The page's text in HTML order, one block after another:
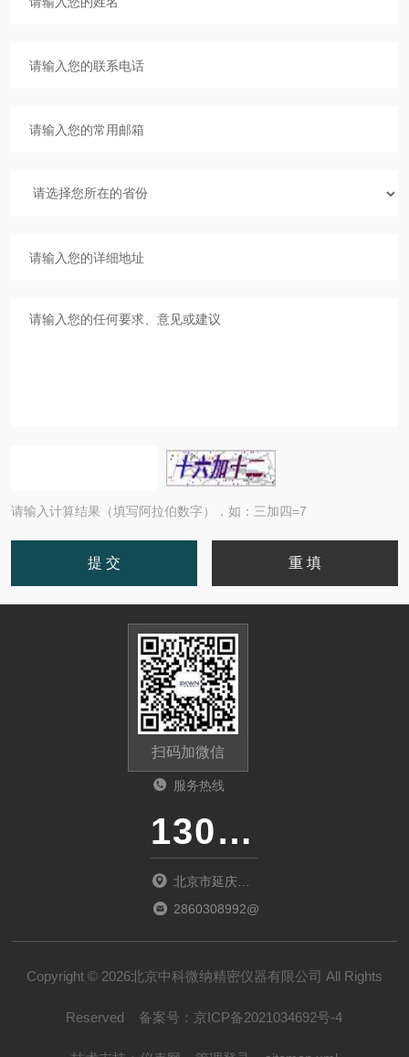
请输入计算结果（填写阿拉伯数字），如：三加四=7
扫码加微信
服务热线
13011285763
北京市延庆区
中关村延庆园
2860308992@qq.com
Copyright © 2026北京中科微纳精密仪器有限公司 All Rights
Reserved 备案号： 京ICP备2021034692号-4